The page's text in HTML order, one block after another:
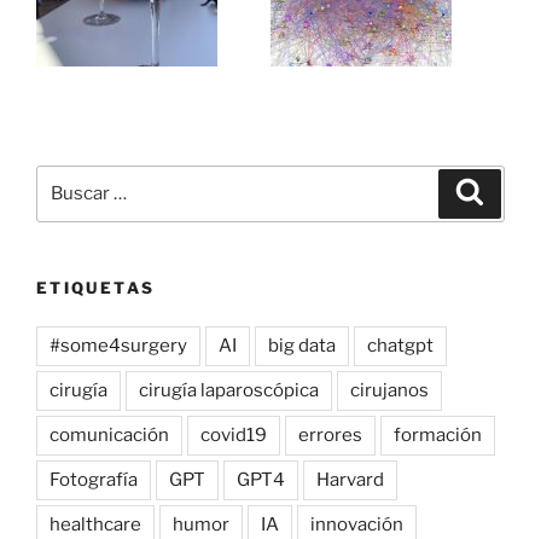
por:
ETIQUETAS
#some4surgery AI big data chatgpt
cirugía cirugía laparoscópica cirujanos
comunicación covid19 errores formación
Fotografía GPT GPT4 Harvard
healthcare humor IA innovación